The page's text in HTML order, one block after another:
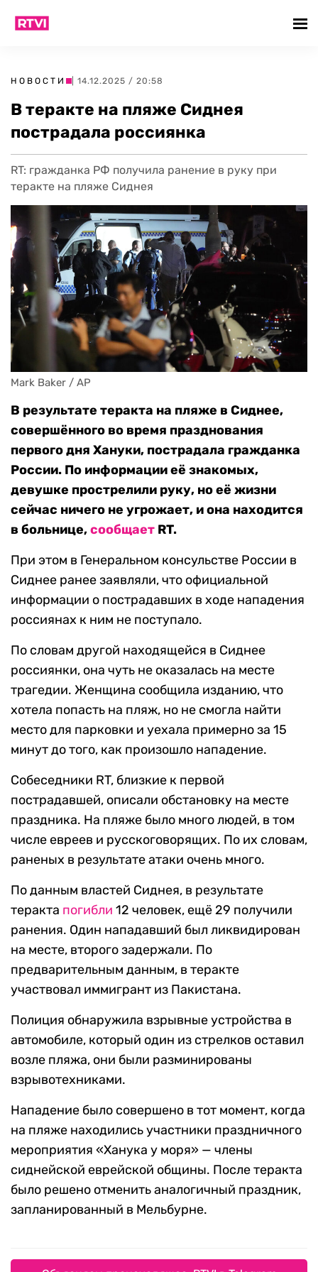
НОВОСТИ | 14.12.2025 / 20:58
В теракте на пляже Сиднея
пострадала россиянка
RT: гражданка РФ получила ранение в руку при
теракте на пляже Сиднея
Mark Baker / AP
В результате теракта на пляже в Сиднее,
совершённого во время празднования
первого дня Хануки, пострадала гражданка
России. По информации её знакомых,
девушке прострелили руку, но её жизни
сейчас ничего не угрожает, и она находится
в больнице,сообщает RT.
При этом в Генеральном консульстве России в
Сиднее ранее заявляли, что официальной
информации о пострадавших в ходе нападения
россиянах к ним не поступало.
По словам другой находящейся в Сиднее
россиянки, она чуть не оказалась на месте
трагедии. Женщина сообщила изданию, что
хотела попасть на пляж, но не смогла найти
место для парковки и уехала примерно за 15
минут до того, как произошло нападение.
Собеседники RT, близкие к первой
пострадавшей, описали обстановку на месте
праздника. На пляже было много людей, в том
числе евреев и русскоговорящих. По их словам,
раненых в результате атаки очень много.
По данным властей Сиднея, в результате
теракта погибли 12 человек, ещё 29 получили
ранения. Один нападавший был ликвидирован
на месте, второго задержали. По
предварительным данным, в теракте
участвовал иммигрант из Пакистана.
Полиция обнаружила взрывные устройства в
автомобиле, который один из стрелков оставил
возле пляжа, они были разминированы
взрывотехниками.
Нападение было совершено в тот момент, когда
на пляже находились участники праздничного
мероприятия «Ханука у моря» — члены
сиднейской еврейской общины. После теракта
было решено отменить аналогичный праздник,
запланированный в Мельбурне.